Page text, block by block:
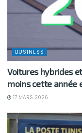
BUSINESS
Voitures hybrides
moins cette année
17 MARS 2026